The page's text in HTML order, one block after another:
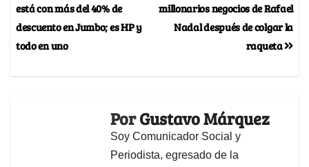
millonarios negocios de Rafael
Nadal después de colgar la
raqueta
está con más del 40% de
descuento en Jumbo; es HP y
todo en uno
PorGustavo Márquez
Soy Comunicador Social y
Periodista, egresado de la